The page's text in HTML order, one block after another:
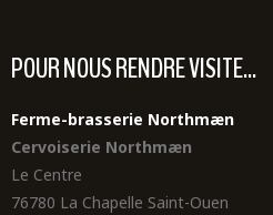
POUR NOUS RENDRE VISITE...
Ferme-brasserie Northmæn
Cervoiserie Northmæn
Le Centre
76780 La Chapelle Saint-Ouen